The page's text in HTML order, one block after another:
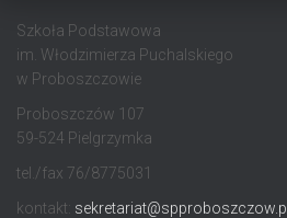
Szkoła Podstawowa
im. Włodzimierza Puchalskiego
w Proboszczowie
Proboszczów 107
59-524 Pielgrzymka
tel./fax 76/8775031
kontakt: sekretariat@spproboszczow.pl